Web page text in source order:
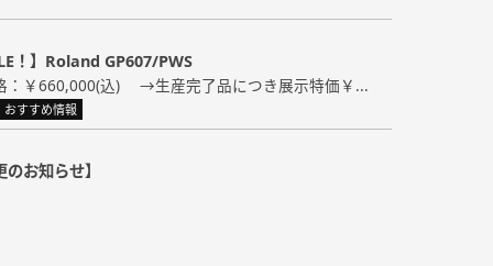
！】Roland GP607/PWS
：￥660,000(込) →生産完了品につき展示特価￥...
おすすめ情報
お知らせ】